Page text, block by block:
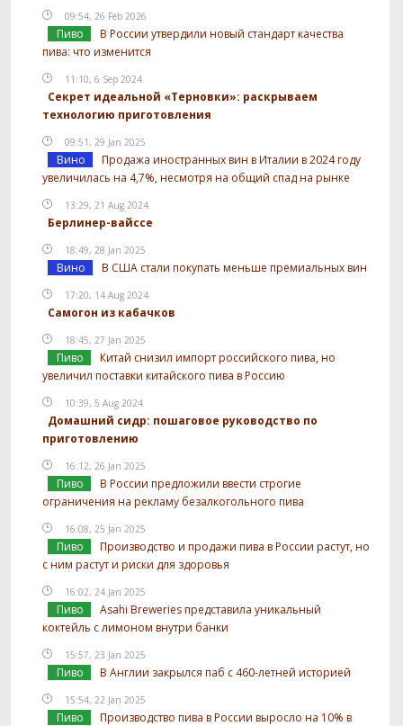
09:54, 26 Feb 2026
Пиво
В России утвердили новый стандарт качества
пива: что изменится
11:10, 6 Sep 2024
Секрет идеальной «Терновки»: раскрываем
технологию приготовления
09:51, 29 Jan 2025
Вино
Продажа иностранных вин в Италии в 2024 году
увеличилась на 4,7%, несмотря на общий спад на рынке
13:29, 21 Aug 2024
Берлинер-вайссе
18:49, 28 Jan 2025
Вино В США стали покупать меньше премиальных вин
17:20, 14 Aug 2024
Самогон из кабачков
18:45, 27 Jan 2025
Пиво
Китай снизил импорт российского пива, но
увеличил поставки китайского пива в Россию
10:39, 5 Aug 2024
Домашний сидр: пошаговое руководство по
приготовлению
16:12, 26 Jan 2025
Пиво
В России предложили ввести строгие
ограничения на рекламу безалкогольного пива
16:08, 25 Jan 2025
Пиво
Производство и продажи пива в России растут, но
с ним растут и риски для здоровья
16:02, 24 Jan 2025
Пиво
Asahi Breweries представила уникальный
коктейль с лимоном внутри банки
15:57, 23 Jan 2025
Пиво В Англии закрылся паб с 460-летней историей
15:54, 22 Jan 2025
Пиво
Производство пива в России выросло на 10% в